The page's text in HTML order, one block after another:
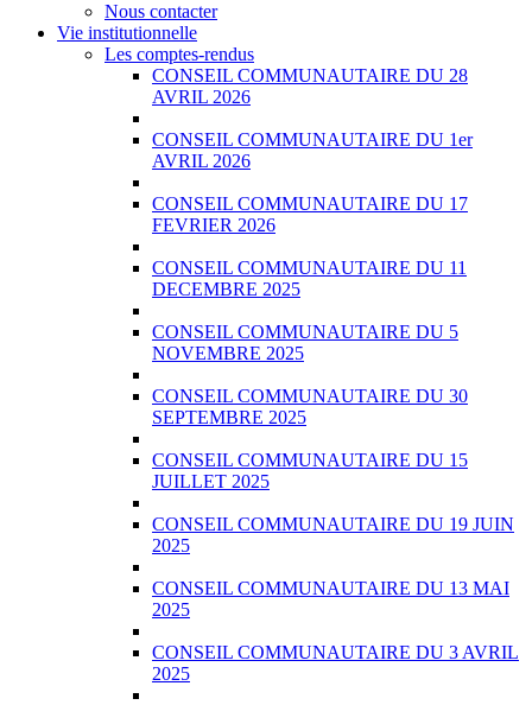
Nous contacter
Vie institutionnelle
Les comptes-rendus
CONSEIL COMMUNAUTAIRE DU 28
AVRIL 2026
CONSEIL COMMUNAUTAIRE DU 1er
AVRIL 2026
CONSEIL COMMUNAUTAIRE DU 17
FEVRIER 2026
CONSEIL COMMUNAUTAIRE DU 11
DECEMBRE 2025
CONSEIL COMMUNAUTAIRE DU 5
NOVEMBRE 2025
CONSEIL COMMUNAUTAIRE DU 30
SEPTEMBRE 2025
CONSEIL COMMUNAUTAIRE DU 15
JUILLET 2025
CONSEIL COMMUNAUTAIRE DU 19 JUIN
2025
CONSEIL COMMUNAUTAIRE DU 13 MAI
2025
CONSEIL COMMUNAUTAIRE DU 3 AVRIL
2025